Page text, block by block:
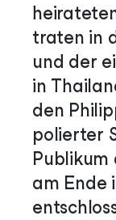
traten in
und der
in
den
polierter
Publikum
am Ende